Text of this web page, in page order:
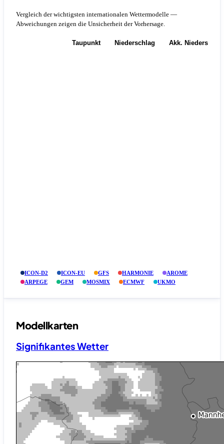
Vergleich der wichtigsten internationalen Wettermodelle —
Abweichungen zeigen die Unsicherheit der Vorhersage.
Taupunkt Niederschlag Akk.
ICON-D2 ICON-EU GFS HARMONIE
AROME
ARPEGE
GEM MOSMIX ECMWF UKMO
Modellkarten
Signifikantes Wetter